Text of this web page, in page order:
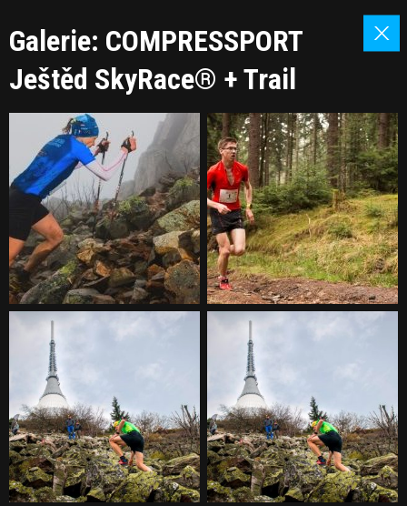
Galerie: COMPRESSPORT
Ještěd SkyRace® + Trail